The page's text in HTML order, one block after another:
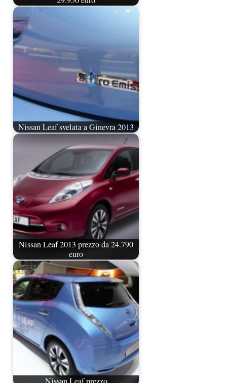
Nissan Leaf svelata a Ginevra 2013
Nissan Leaf 2013 prezzo da 24.790
euro